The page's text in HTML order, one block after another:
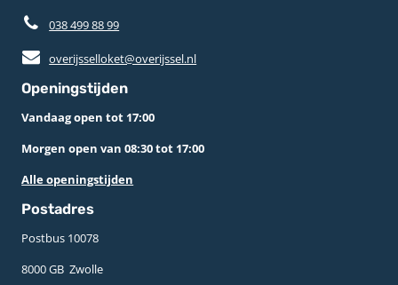
038 499 88 99
overijsselloket@overijssel.nl
Openingstijden
Vandaag open tot 17:00
Morgen open van 08:30 tot 17:00
Alle openingstijden
Postadres
Postbus 10078 ­
8000 GB ­ Zwolle